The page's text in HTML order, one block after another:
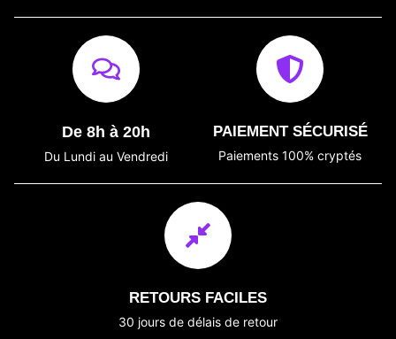
De 8h à 20h
Du Lundi au Vendredi
PAIEMENT SÉCURISÉ
Paiements 100% cryptés
RETOURS FACILES
30 jours de délais de retour